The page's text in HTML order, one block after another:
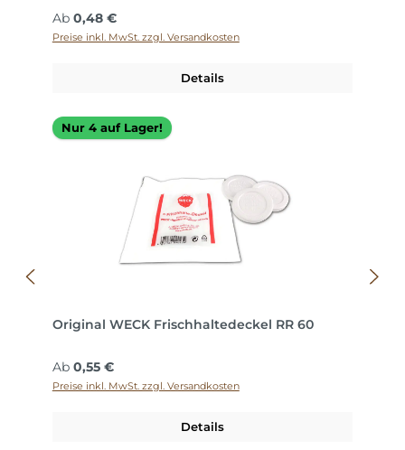
Regulärer Preis:
Ab 0,48 €
Preise inkl. MwSt. zzgl. Versandkosten
Details
Nur 4 auf Lager!
Original WECK Frischhaltedeckel RR 60
Regulärer Preis:
Ab 0,55 €
Preise inkl. MwSt. zzgl. Versandkosten
Details